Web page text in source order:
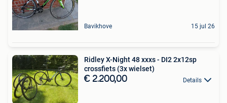
Bavikhove 15 jul 26
Ridley X-Night 48 xxxs - DI2 2x12sp
crossfiets (3x wielset)
€ 2.200,00 Details